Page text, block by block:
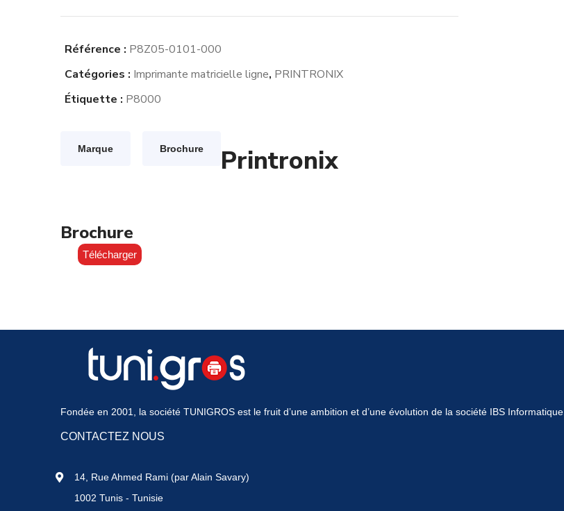
Référence : P8Z05-0101-000
Catégories : Imprimante matricielle ligne, PRINTRONIX
Étiquette : P8000
Marque Brochure Printronix
Brochure
Télécharger
Fondée en 2001, la société TUNIGROS est le fruit d’une ambition et d’une évolution de la société IBS Informatique.
CONTACTEZ NOUS
14, Rue Ahmed Rami (par Alain Savary)
1002 Tunis - Tunisie